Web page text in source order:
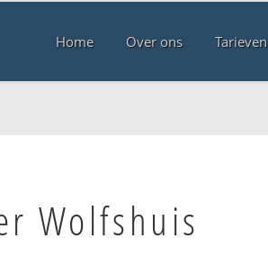
Home Over ons Tarieven
Wolfshuis